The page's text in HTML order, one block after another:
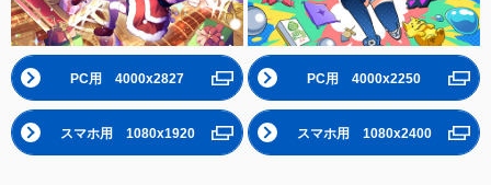
PC用 4000x2827
スマホ用 1080x1920
PC用 4000x2250
スマホ用 1080x2400